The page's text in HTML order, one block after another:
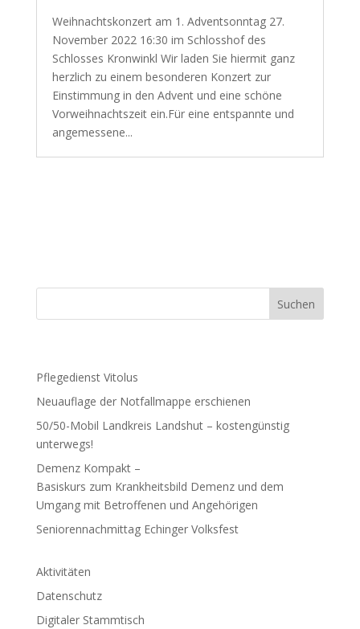
Weihnachtskonzert am 1. Adventsonntag 27.
November 2022 16:30 im Schlosshof des
Schlosses Kronwinkl Wir laden Sie hiermit ganz
herzlich zu einem besonderen Konzert zur
Einstimmung in den Advent und eine schöne
Vorweihnachtszeit ein.Für eine entspannte und
angemessene...
Suchen
Pflegedienst Vitolus
Neuauflage der Notfallmappe erschienen
50/50-Mobil Landkreis Landshut – kostengünstig
unterwegs!
Demenz Kompakt –
Basiskurs zum Krankheitsbild Demenz und dem
Umgang mit Betroffenen und Angehörigen
Seniorennachmittag Echinger Volksfest
Aktivitäten
Datenschutz
Digitaler Stammtisch